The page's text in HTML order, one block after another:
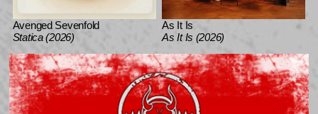
Avenged Sevenfold
Statica (2026)
As It Is
As It Is (2026)